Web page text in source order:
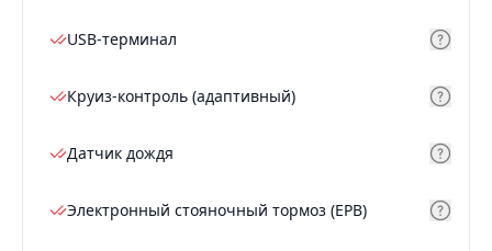
USB-терминал
Круиз-контроль (адаптивный)
Датчик дождя
Электронный стояночный тормоз (EPB)